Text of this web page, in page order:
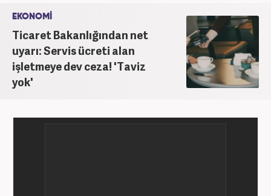
EKONOMİ
Ticaret Bakanlığından net
uyarı: Servis ücreti alan
işletmeye dev ceza! 'Taviz
yok'